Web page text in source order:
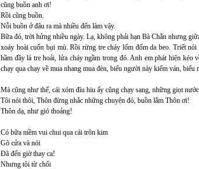
cũng buồn anh ơi!
Rồi cũng buồn.
Nỗi buồn ở đâu ra mà nhiều đến làm vậy.
Bữa đó, trời hửng nhiều ngày. Lạ, không phải hạn Bà Chằn nhưng
xoáy hoài cuốn bụi mù. Rồi rừng tre cháy lốm đốm da beo. Triết
hầm đầy lá tre hoải, lửa cháy ngầm trong đó. Anh em phát hiện
chạy qua chạy về mua nhang mua đèn, biểu người này kiếm ván,
Mà cũng như thế, cái xóm đìu hiu ấy cũng chạy sang, những giọt
Tôi nói thôi, Thôn đừng nhắc những chuyện đó, buồn lắm Thôn ơi!
Thôn dạ, như gió thoảng!
Có bữa niềm vui chui qua cái trôn kim
Gõ cửa và nói
Đã đến giờ thay ca!
Nhưng tôi từ chối